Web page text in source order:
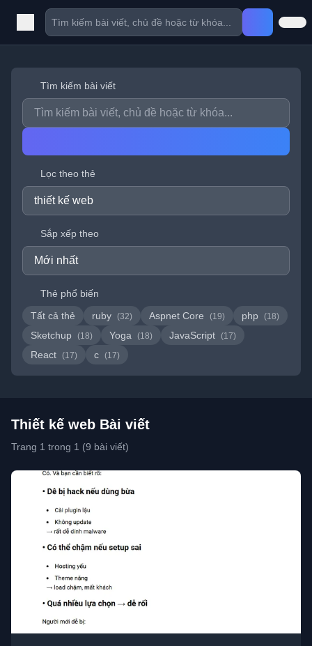
Tìm kiếm bài viết
Lọc theo thẻ
Sắp xếp theo
Thẻ phổ biến
Tất cả thẻ
ruby (32) Aspnet Core (19) php (18)
Sketchup (18) Yoga (18) JavaScript (17)
React (17) c (17)
Thiết kế web Bài viết
Trang 1 trong 1 (9 bài viết)